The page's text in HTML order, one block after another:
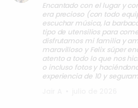
Encantado con el lugar y
era precioso (con todo
escuchar música, la
tipo de utensilios para
disfrutamos mi familia y
maravilloso y Felix súper
atento a todo lo que nos
o incluso fotos y
experiencia de 10 y